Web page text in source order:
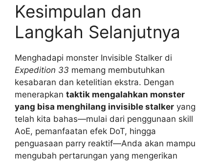
Kesimpulan dan
Langkah Selanjutnya
Menghadapi monster Invisible Stalker di
Expedition 33 memang membutuhkan
kesabaran dan ketelitian ekstra. Dengan
menerapkan taktik mengalahkan monster
yang bisa menghilang invisible stalker yang
telah kita bahas—mulai dari penggunaan skill
AoE, pemanfaatan efek DoT, hingga
penguasaan parry reaktif—Anda akan mampu
mengubah pertarungan yang mengerikan